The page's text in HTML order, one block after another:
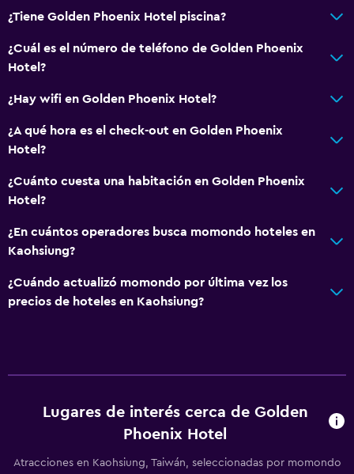
Check-out exprés
Botella de agua
Recepción 24 horas
Acceso con tarjeta
Sistema de entretenimiento
TV de pantalla plana
Comedor
Tetera eléctrica
Restaurante
Salud y seguridad
Limpieza diaria
Botiquín de primeros auxilios
Cámaras CCTV en zonas comunes
¿Tiene Golden Phoenix Hotel piscina?
¿Cuál es el número de teléfono de Golden Phoenix
Hotel?
¿Hay wifi en Golden Phoenix Hotel?
¿A qué hora es el check-out en Golden Phoenix
Hotel?
¿Cuánto cuesta una habitación en Golden Phoenix
Hotel?
¿En cuántos operadores busca momondo hoteles en
Kaohsiung?
¿Cuándo actualizó momondo por última vez los
precios de hoteles en Kaohsiung?
Lugares de interés cerca de Golden
Phoenix Hotel
Atracciones en Kaohsiung, Taiwán, seleccionadas por momondo